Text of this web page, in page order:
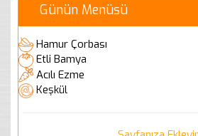
Günün Menüsü
Hamur Çorbası
Etli Bamya
Acılı Ezme
Keşkül